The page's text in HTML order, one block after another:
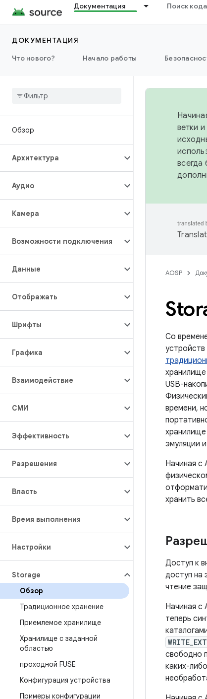
Документация Поиск
ДОКУМЕНТАЦИЯ
Что нового?
Начало работы
Обзор
Архитектура
Аудио
Камера
Возможности подключения
Данные
Отображать
Шрифты
Графика
Взаимодействие
СМИ
Эффективность
Разрешения
Власть
Время выполнения
Настройки
Storage
Обзор
Традиционное хранение
Приемлемое хранилище
Хранилище с заданной
областью
проходной FUSE
Конфигурация устройства
Примеры конфигурации
ветки
всегда
AOSP
Со
USB-
времени,
хранилище
эмуляции
Начиная с
хранить
Доступ к
доступ на
чтение
Начиная с
теперь
свободно
каких-